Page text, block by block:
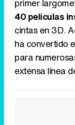
primer
40 películas
cintas en 3D.
ha convertido
para
extensa línea